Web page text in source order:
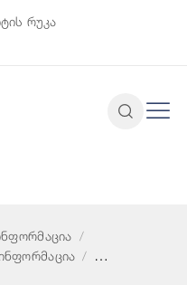
რუკა